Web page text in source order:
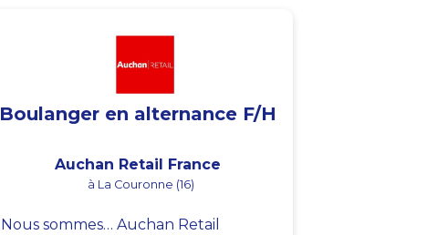
Boulanger en alternance F/H
Auchan Retail France
à La Couronne (16)
Nous sommes… Auchan Retail